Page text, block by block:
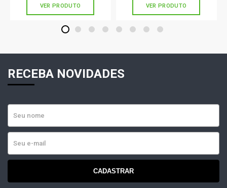
VER PRODUTO VER PRODUTO
1 2 3 4 5 6 7 8
RECEBA NOVIDADES
CADASTRAR